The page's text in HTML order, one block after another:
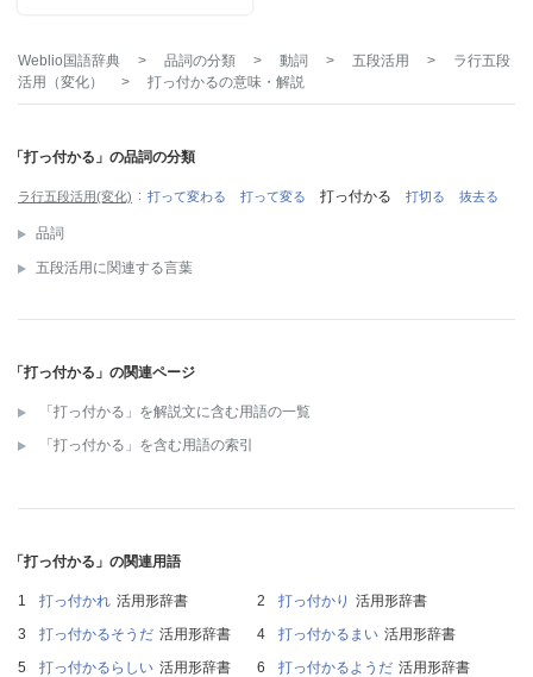
Weblio国語辞典 > 品詞の分類 > 動詞 > 五段活用 >
ラ行五段
活用（変化）
> 打っ付かるの意味・解説
「打っ付かる」の品詞の分類
ラ行五段活用(変化) 打って変わる 打って変る 打っ付かる 打切る 抜去る
品詞
五段活用に関連する言葉
「打っ付かる」の関連ページ
「打っ付かる」を解説文に含む用語の一覧
「打っ付かる」を含む用語の索引
「打っ付かる」の関連用語
打っ付かれ 活用形辞書 打っ付かり 活用形辞書
打っ付かるそうだ 活用形辞書 打っ付かるまい 活用形辞書
打っ付かるらしい 活用形辞書 打っ付かるようだ 活用形辞書